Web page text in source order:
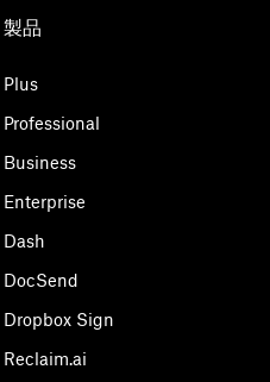
製品
Plus
Professional
Business
Enterprise
Dash
DocSend
Dropbox Sign
Reclaim.ai